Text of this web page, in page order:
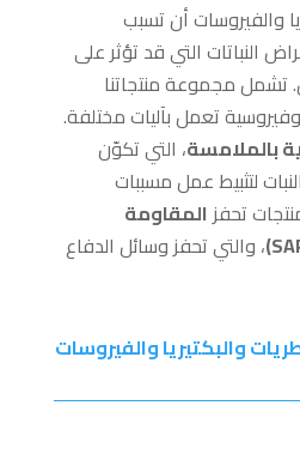
والفيروسات أن تسبب
النباتات التي قد تؤثر على
تشمل مجموعة منتجاتنا
تعمل بآليات مختلفة.
بالملامسة، التي تكوّن
لتثبيط عمل مسببات
تحفزالمقاومة
، والتي تحفز وسائل الدفاع
والبكتيريا والفيروسات